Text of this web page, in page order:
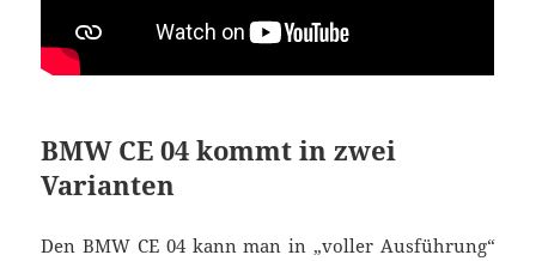
BMW CE 04 kommt in zwei
Varianten
Den BMW CE 04 kann man in „voller Ausführung“